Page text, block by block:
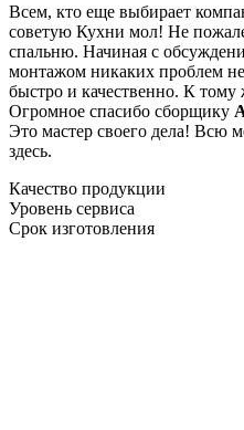
Всем, кто еще выбирает
советую Кухни мол! Не
спальню. Начиная с
монтажом никаких проблем
быстро и качественно. К
Огромное спасибо сборщику
Это мастер своего дела! Всю
здесь.
Качество продукции
Уровень сервиса
Срок изготовления